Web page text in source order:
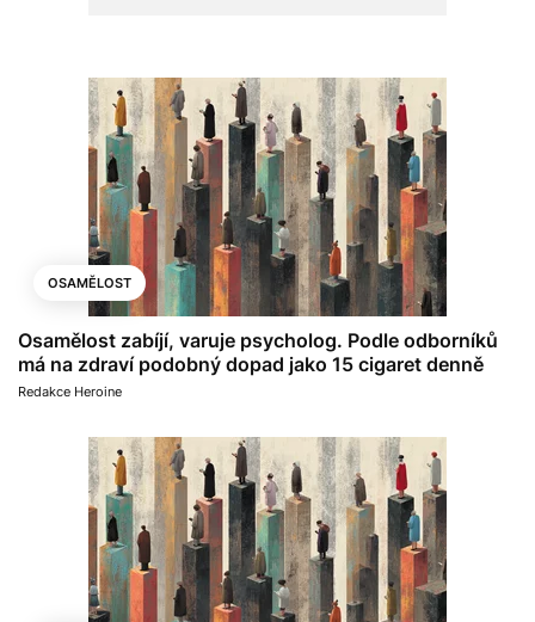
OSAMĚLOST
Osamělost zabíjí, varuje psycholog. Podle odborníků
má na zdraví podobný dopad jako 15 cigaret denně
Redakce Heroine